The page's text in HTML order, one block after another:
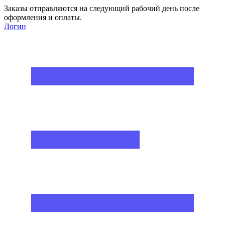
Заказы отправляются на следующий рабочий день после
оформления и оплаты.
Логин